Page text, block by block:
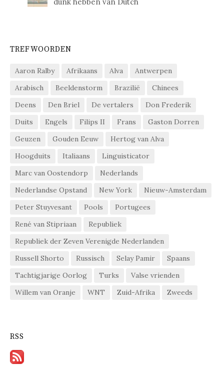
TREFWOORDEN
Aaron Ralby Afrikaans Alva
Antwerpen
Arabisch
Beeldenstorm Brazilië
Chinees
Deens
Den Briel De vertalers
Don Frederik
Duits
Engels Filips II Frans
Gaston Dorren
Geuzen
Gouden Eeuw
Hertog van Alva
Hoogduits
Italiaans
Linguisticator
Marc van Oostendorp
Nederlands
Nederlandse Opstand
New York
Nieuw-Amsterdam
Peter Stuyvesant
Pools
Portugees
René van Stipriaan
Republiek
Republiek der Zeven Verenigde Nederlanden
Russell Shorto
Russisch Selay Pamir
Spaans
Tachtigjarige Oorlog
Turks
Valse vrienden
Willem van Oranje
WNT Zuid-Afrika Zweeds
RSS